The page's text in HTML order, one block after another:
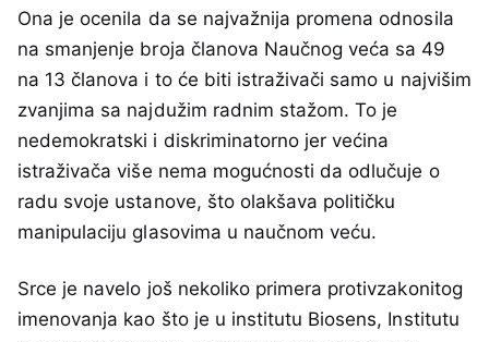
Ona je ocenila da se najvažnija promena odnosila
na smanjenje broja članova Naučnog veća sa 49
na 13 članova i to će biti istraživači samo u najvišim
zvanjima sa najdužim radnim stažom. To je
nedemokratski i diskriminatorno jer većina
istraživača više nema mogućnosti da odlučuje o
radu svoje ustanove, što olakšava političku
manipulaciju glasovima u naučnom veću.
Srce je navelo još nekoliko primera protivzakonitog
imenovanja kao što je u institutu Biosens, Institutu